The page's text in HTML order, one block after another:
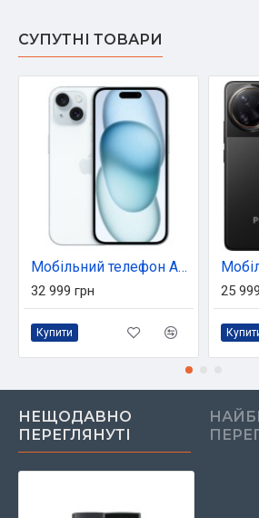
СУПУТНІ ТОВАРИ
Мобільний телефон Apple iPhone 15 128GB Blue (MTP43)
32 999 грн
Купити
25
НЕЩОДАВНО
ПЕРЕГЛЯНУТІ